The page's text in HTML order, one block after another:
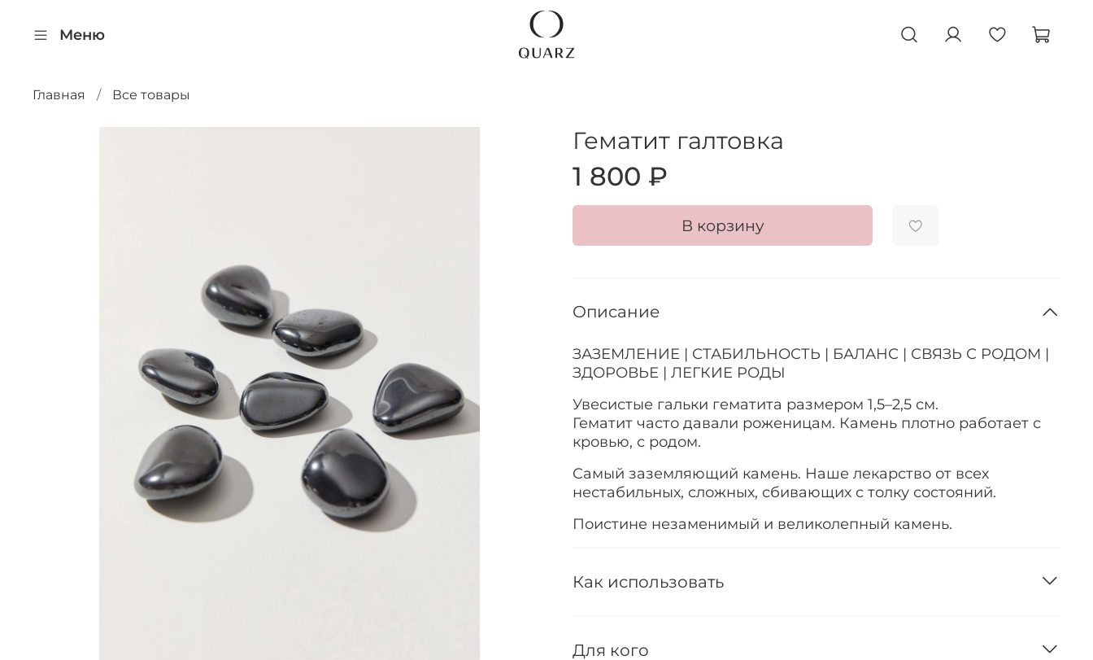
Меню
Главная Все товары
Гематит галтовка
1 800 ₽
В корзину
Описание
ЗАЗЕМЛЕНИЕ | СТАБИЛЬНОСТЬ | БАЛАНС | СВЯЗЬ С РОДОМ |
ЗДОРОВЬЕ | ЛЕГКИЕ РОДЫ
Увесистые гальки гематита размером 1,5–2,5 см.
Гематит часто давали роженицам. Камень плотно работает с
кровью, с родом.
Самый заземляющий камень. Наше лекарство от всех
нестабильных, сложных, сбивающих с толку состояний.
Поистине незаменимый и великолепный камень.
Как использовать
Для кого